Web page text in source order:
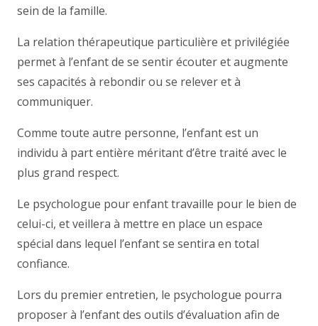
sein de la famille.
La relation thérapeutique particulière et privilégiée
permet à l’enfant de se sentir écouter et augmente
ses capacités à rebondir ou se relever et à
communiquer.
Comme toute autre personne, l’enfant est un
individu à part entière méritant d’être traité avec le
plus grand respect.
Le psychologue pour enfant travaille pour le bien de
celui-ci, et veillera à mettre en place un espace
spécial dans lequel l’enfant se sentira en total
confiance.
Lors du premier entretien, le psychologue pourra
proposer à l’enfant des outils d’évaluation afin de